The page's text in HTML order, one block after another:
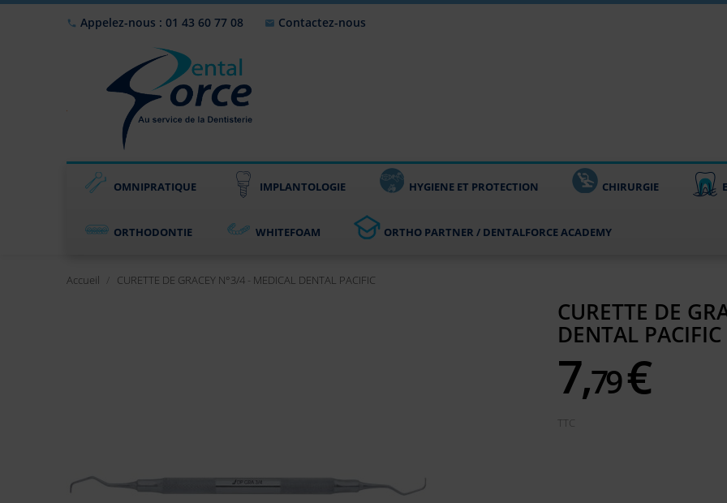
 Appelez-nous : 01 43 60 77 08  Contactez-nous
OMNIPRATIQUE IMPLANTOLOGIE HYGIENE ET PROTECTION CHIRURGIE
ORTHODONTIE WHITEFOAM ORTHO PARTNER / DENTALFORCE ACADEMY
Accueil CURETTE DE GRACEY N°3/4 - MEDICAL DENTAL PACIFIC
CURETTE DE
DENTAL PACIFIC
7,79€
TTC